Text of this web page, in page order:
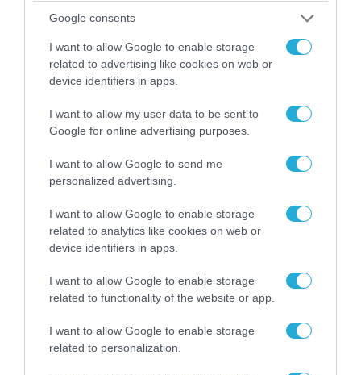
Google consents
I want to allow Google to enable storage
related to advertising like cookies on web or
device identifiers in apps.
I want to allow my user data to be sent to
Google for online advertising purposes.
I want to allow Google to send me
personalized advertising.
I want to allow Google to enable storage
related to analytics like cookies on web or
device identifiers in apps.
I want to allow Google to enable storage
related to functionality of the website or app.
I want to allow Google to enable storage
related to personalization.
04.08.2026 | 15:02
Αυτή την ώρα το τελευταίο «αντίο» στον πρώην
υπουργό Ι.Βαρβιτσιώτη (φωτο)
04.08.2026 | 13:02
Η ανακοίνωση του Πανελλήνιου Σωματείου
που γέλασε στη φωτιά